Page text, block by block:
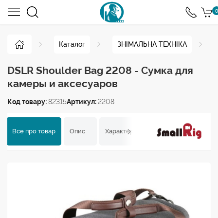
0
Каталог ЗНІМАЛЬНА ТЕХНІКА
DSLR Shoulder Bag 2208 - Сумка для
камеры и аксесуаров
Код товару:82315Артикул:2208
Все про товар Опис Характеристики Відгуки